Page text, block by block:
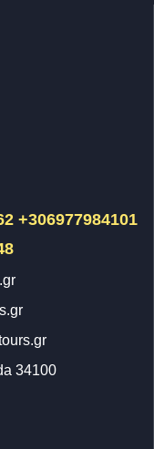
+306977984101
34100